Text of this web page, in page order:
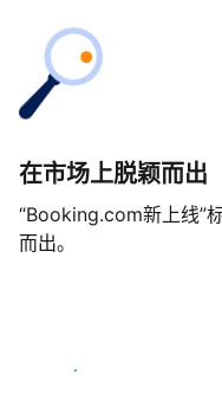
在市场上脱颖而出
“Booking.com新上线”
而出。
马上开始